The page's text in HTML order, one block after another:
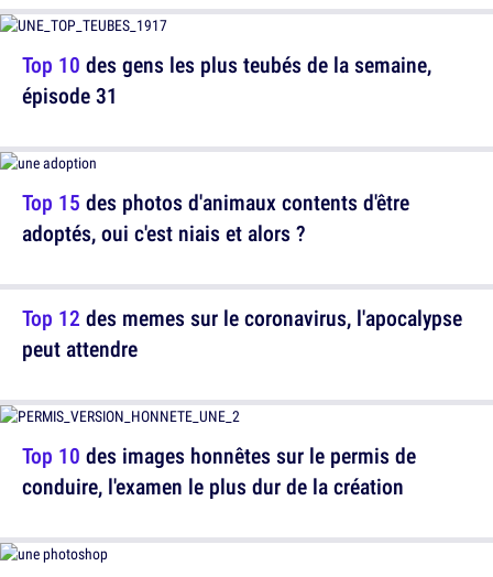
Top 15 des photos d'animaux contents d'être
adoptés, oui c'est niais et alors ?
Top 10 des images honnêtes sur le permis de
conduire, l'examen le plus dur de la création
Top 10 des gens les plus teubés de la semaine,
épisode 31
Top 12 des memes sur le coronavirus, l'apocalypse
peut attendre